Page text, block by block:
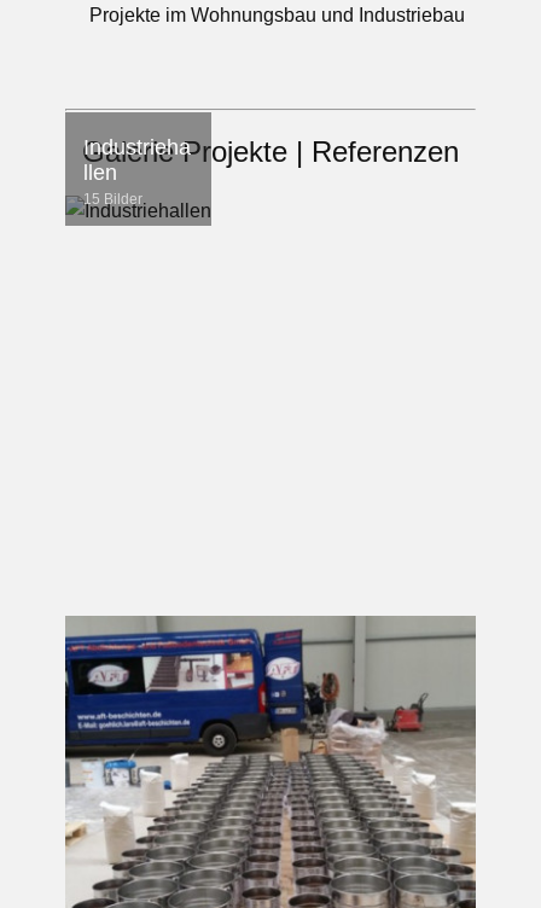
Projekte im Wohnungsbau und Industriebau
Galerie Projekte | Referenzen
Industrieha
llen
15 Bilder